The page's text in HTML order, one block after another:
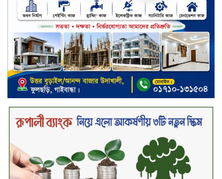
খালেদা জিয়ার গাড়ীতে হামলাকারী
রুবেলের গোত্রীয় সন্ত্রাসীদের গ্রেফতারের
দাবি
ক্যাশলেস বাংলাদেশ বিনির্মাণে
ইসলামী ব্যাংকের উদ্যোগে বাংলা
কিউআর নিয়ে বিশিষ্ট আলেমদের সঙ্গে
মতবিনিময় সভা অনুষ্ঠিত
‘শেখ হাসিনা ডিসেম্বরে ফিরলে গণহত্যার
দায় নিয়ে কারাগারে যাবেন,’ আইনমন্ত্রী
মধ্যরাতে শাহজালাল বিমানবন্দরের
বলাকা লাউঞ্জে অগ্নিকাণ্ড